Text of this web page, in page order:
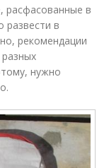
расфасованные в
развести в
рекомендации
нужно